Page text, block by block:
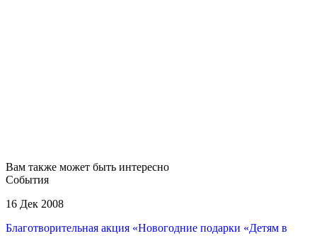
Вам также может быть интересно
События
16 Дек 2008
Благотворительная акция «Новогодние подарки «Детям в